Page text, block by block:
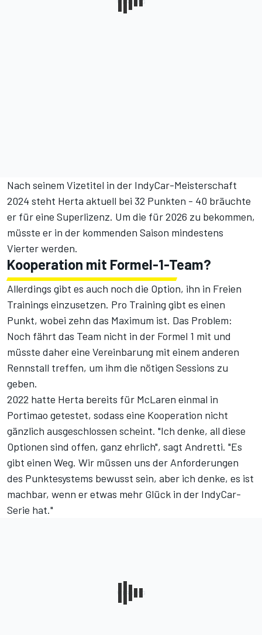
Nach seinem Vizetitel in der IndyCar-Meisterschaft
2024 steht Herta aktuell bei 32 Punkten - 40 bräuchte
er für eine Superlizenz. Um die für 2026 zu bekommen,
müsste er in der kommenden Saison mindestens
Vierter werden.
Kooperation mit Formel-1-Team?
Allerdings gibt es auch noch die Option, ihn in Freien
Trainings einzusetzen. Pro Training gibt es einen
Punkt, wobei zehn das Maximum ist. Das Problem:
Noch fährt das Team nicht in der Formel 1 mit und
müsste daher eine Vereinbarung mit einem anderen
Rennstall treffen, um ihm die nötigen Sessions zu
geben.
2022 hatte Herta bereits für McLaren einmal in
Portimao getestet, sodass eine Kooperation nicht
gänzlich ausgeschlossen scheint. "Ich denke, all diese
Optionen sind offen, ganz ehrlich", sagt Andretti. "Es
gibt einen Weg. Wir müssen uns der Anforderungen
des Punktesystems bewusst sein, aber ich denke, es ist
machbar, wenn er etwas mehr Glück in der IndyCar-
Serie hat."